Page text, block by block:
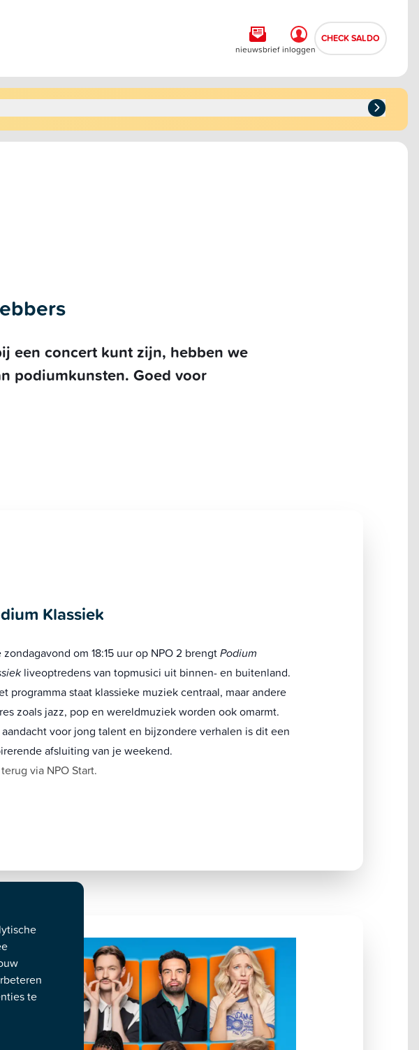
nieuwsbrief inloggen
CHECK SALDO
een concert kunt zijn, hebben we
podiumkunsten. Goed voor
Klassiek
zondagavond om 18:15 uur op NPO 2 brengtPodium
liveoptredens van topmusici uit binnen- en buitenland.
programma staat klassieke muziek centraal, maar andere
zoals jazz, pop en wereldmuziek worden ook omarmt.
voor jong talent en bijzondere verhalen is dit een
afsluiting van je weekend.
via NPO Start.
te